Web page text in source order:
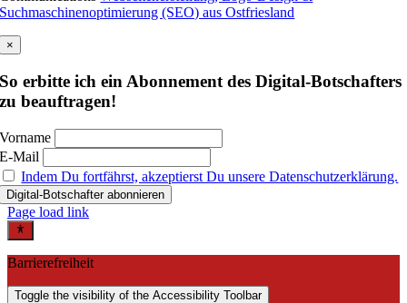
Suchmaschinenoptimierung (SEO) aus Ostfriesland
×
So erbitte ich ein Abonnement des Digital-Botschafters
zu beauftragen!
Vorname
E-Mail
Indem Du fortfährst, akzeptierst Du unsere Datenschutzerklärung.
Page load link
Barrierefreiheit
Toggle the visibility of the Accessibility Toolbar